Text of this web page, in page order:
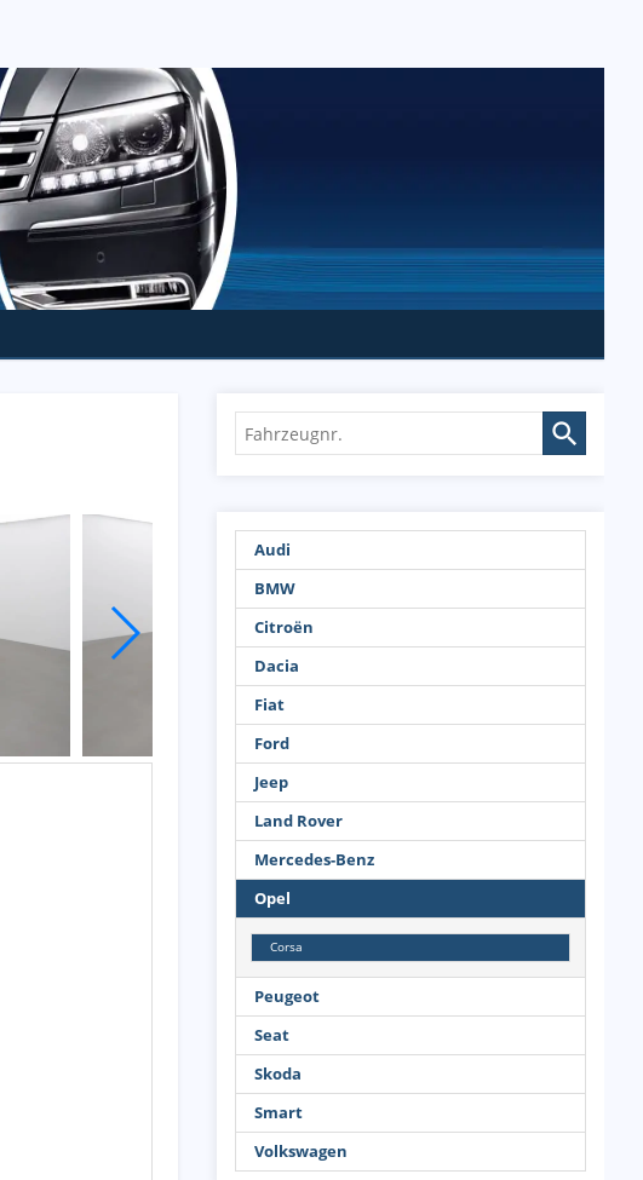
Fahrzeugnr.
Audi
BMW
Citroën
Dacia
Fiat
Ford
Jeep
Land Rover
Mercedes-Benz
Opel
Corsa
Peugeot
Seat
Skoda
Smart
Volkswagen